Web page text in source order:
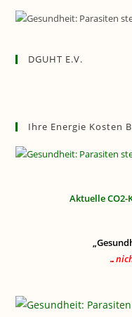
DGUHT E.V.
Ihre Energie Kosten
Aktuelle CO2-